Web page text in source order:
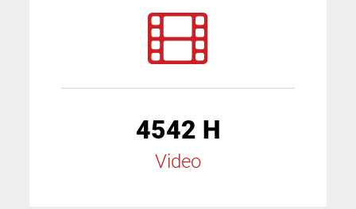
4542 H
Video